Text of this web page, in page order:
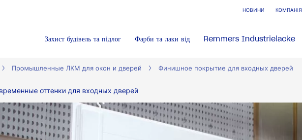
НОВИНИ КОМПАНІЯ
Захист будівель та підлог Фарби та лаки від Remmers Industrielacke
Промышленные ЛКМ для окон и дверей Финишное покрытие для входных дверей
оттенки для входных дверей